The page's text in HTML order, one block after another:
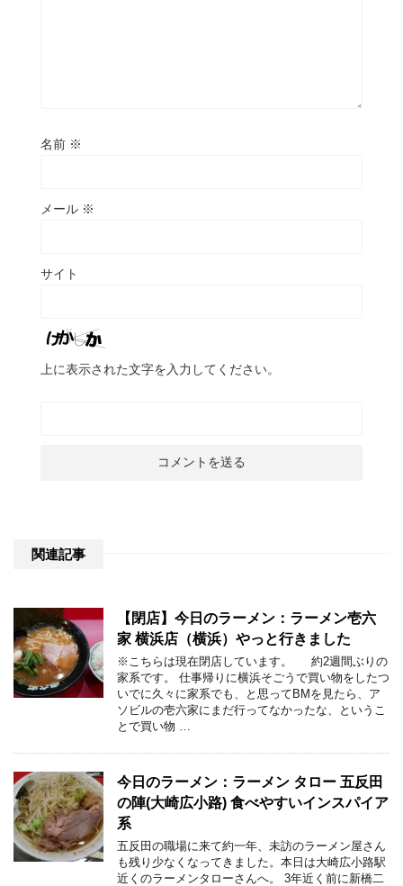
名前 ※
メール ※
サイト
上に表示された文字を入力してください。
関連記事
【閉店】今日のラーメン：ラーメン壱六
家 横浜店（横浜）やっと行きました
※こちらは現在閉店しています。 約2週間ぶりの
家系です。 仕事帰りに横浜そごうで買い物をしたつ
いでに久々に家系でも、と思ってBMを見たら、ア
ソビルの壱六家にまだ行ってなかったな、というこ
とで買い物 …
今日のラーメン：ラーメン タロー 五反田
の陣(大崎広小路) 食べやすいインスパイア
系
五反田の職場に来て約一年、未訪のラーメン屋さん
も残り少なくなってきました。本日は大崎広小路駅
近くのラーメンタローさんへ。 3年近く前に新橋二